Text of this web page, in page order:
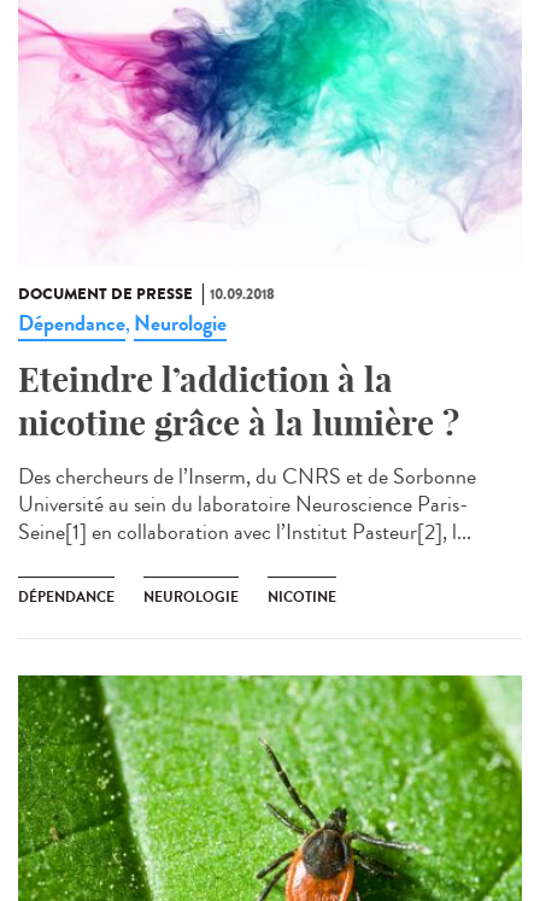
DOCUMENT DE PRESSE 10.09.2018
Dépendance, Neurologie
Eteindre l’addiction à la
nicotine grâce à la lumière ?
Des chercheurs de l’Inserm, du CNRS et de Sorbonne
Université au sein du laboratoire Neuroscience Paris-
Seine[1] en collaboration avec l’Institut Pasteur[2], l...
DÉPENDANCE NEUROLOGIE NICOTINE